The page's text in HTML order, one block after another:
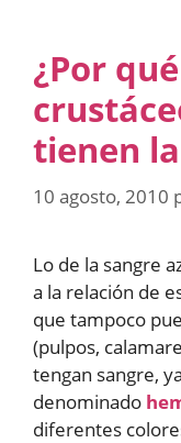
¿Por
tienen
10 agosto, 2010
Lo de la sangre
a la relación de
que tampoco
(pulpos,
tengan sangre,
denominado
diferentes